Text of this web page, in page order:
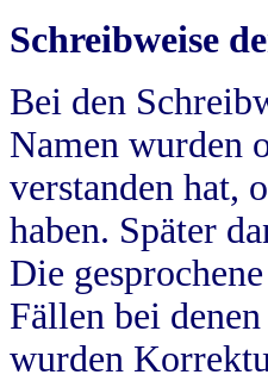
Schreibweise
Bei den
Namen wurden
verstanden hat,
haben. Später
Die
Fällen bei
wurden